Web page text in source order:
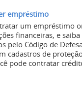
empréstimo
um empréstimo
financeiras, e
pelo Código de
cadastros de
pode contratar